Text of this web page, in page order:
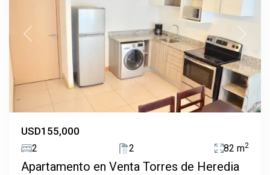
Previous
USD155,000
2 2 82 m2
Apartamento en Venta Torres de Heredia